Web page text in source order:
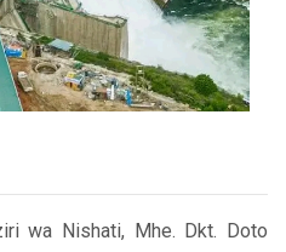
wa Nishati, Mhe. Dkt. Doto